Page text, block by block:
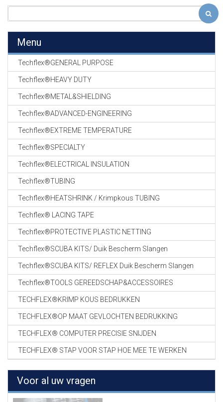
Menu
Techflex®GENERAL PURPOSE
Techflex®HEAVY DUTY
Techflex®METAL&SHIELDING
Techflex®ADVANCED-ENGINEERING
Techflex®EXTREME TEMPERATURE
Techflex®SPECIALTY
Techflex®ELECTRICAL INSULATION
Techflex®TUBING
Techflex®HEATSHRINK / Krimpkous TUBING
Techflex® LACING TAPE
Techflex®PROTECTIVE PLASTIC NETTING
Techflex®SCUBA KITS/ Duik Bescherm Slangen
Techflex®SCUBA KITS/ REFLEX Duik Bescherm Slangen
Techflex®TOOLS GEREEDSCHAP&ACCESSOIRES
TECHFLEX®KRIMP KOUS BEDRUKKEN
TECHFLEX®OP MAAT GEVLOCHTEN BEDRUKKING
TECHFLEX® COMPUTER PRECISIE SNIJDEN
TECHFLEX® STAP VOOR STAP HOE MEE TE WERKEN
Voor al uw vragen